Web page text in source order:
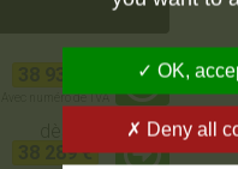
Avec numéro de TVA
38 289 €
OK,
Deny all